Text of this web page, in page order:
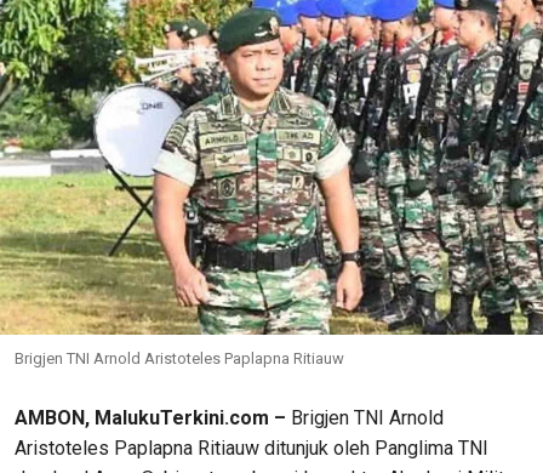
Brigjen TNI Arnold Aristoteles Paplapna Ritiauw
AMBON, MalukuTerkini.com – Brigjen TNI Arnold
Aristoteles Paplapna Ritiauw ditunjuk oleh Panglima TNI